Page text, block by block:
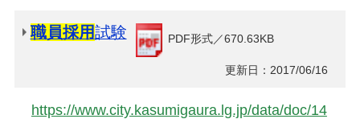
職員採用試験 PDF形式／670.63KB
更新日：2017/06/16
https://www.city.kasumigaura.lg.jp/data/doc/14